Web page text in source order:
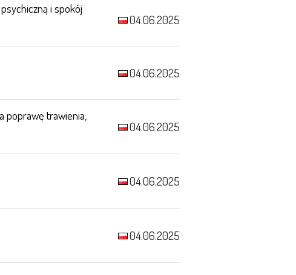
i spokój
04.06.2025
04.06.2025
poprawę trawienia,
04.06.2025
04.06.2025
04.06.2025